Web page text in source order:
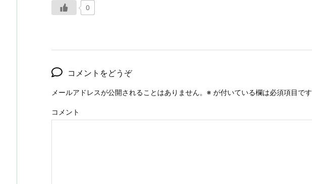
0
コメントをどうぞ
メールアドレスが公開されることはありません。 ※ が付いている欄は必須項目です
コメント